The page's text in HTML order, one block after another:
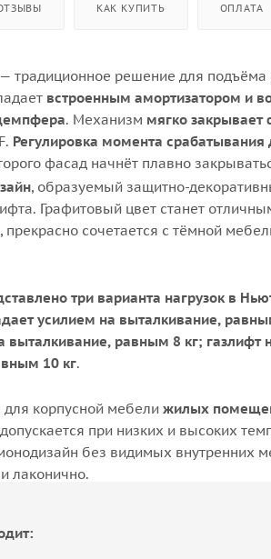
КАК КУПИТЬ ОПЛАТА
— традиционное решение для
встроенным амортизатором и
. Механизм мягко закрывает
Регулировка момента
фасад начнёт плавно
, образуемый защитно-
Графитовый цвет станет
прекрасно сочетается с тёмной
три варианта нагрузок в
усилием на выталкивание,
выталкивание, равным 8 кг; газлифт
10 кг.
для корпусной мебели жилых
при низких и высоких
без видимых внутренних
лаконично.